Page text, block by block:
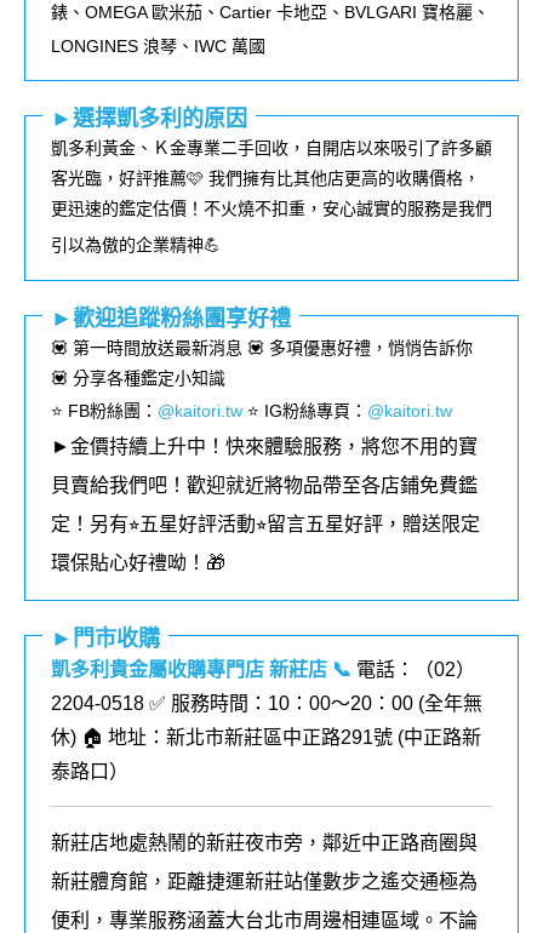
錶、 OMEGA歐米茄、 Cartier 卡地亞、 BVLGARI 寶格麗、
LONGINES 浪琴、 IWC 萬國
►選擇凱多利的原因
凱多利黃金、Ｋ金專業二手回收，自開店以來吸引了許多顧
客光臨，好評推薦🩷 我們擁有比其他店更高的收購價格，
更迅速的鑑定估價！不火燒不扣重，安心誠實的服務是我們
引以為傲的企業精神💪
►歡迎追蹤粉絲團享好禮
💟 第一時間放送最新消息 💟 多項優惠好禮，悄悄告訴你
💟 分享各種鑑定小知識
⭐️ FB粉絲團 ： @kaitori.tw ⭐️ IG粉絲專頁 ： @kaitori.tw
►金價持續上升中！快來體驗服務，將您不用的寶
貝賣給我們吧！歡迎就近將物品帶至各店鋪免費鑑
定！ 另有⭐︎五星好評活動⭐︎留言五星好評，贈送限定
環保貼心好禮呦！🎁
►門市收購
凱多利貴金屬收購專門店 新莊店 📞 電話：（02）
2204-0518 ✅ 服務時間：10：00～20：00 (全年無
休) 🏠 地址：新北市新莊區中正路291號 (中正路新
泰路口 ）
新莊店地處熱鬧的新莊夜市旁，鄰近中正路商圈與
新莊體育館，距離捷運新莊站僅數步之遙交通極為
便利，專業服務涵蓋大台北市周邊相連區域。不論